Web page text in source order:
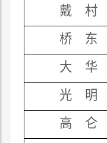
戴
村
桥
东
大
华
光
明
高
仑